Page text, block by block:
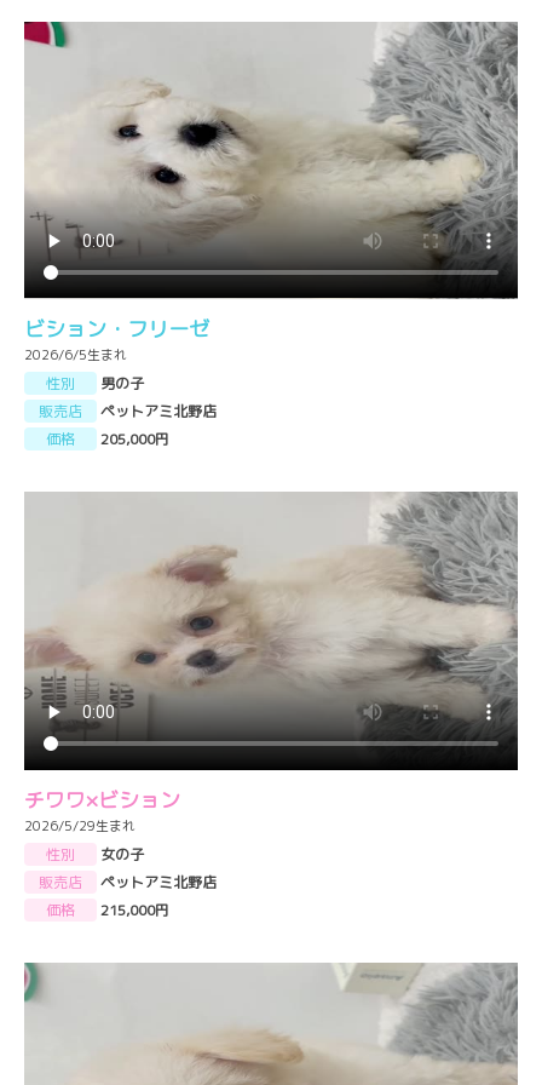
ビション・フリーゼ
2026/6/5生まれ
性別
男の子
販売店
ペットアミ北野店
価格
205,000円
チワワ×ビション
2026/5/29生まれ
性別
女の子
販売店
ペットアミ北野店
価格
215,000円